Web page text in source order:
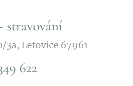
stravování
3a, Letovice 67961
622